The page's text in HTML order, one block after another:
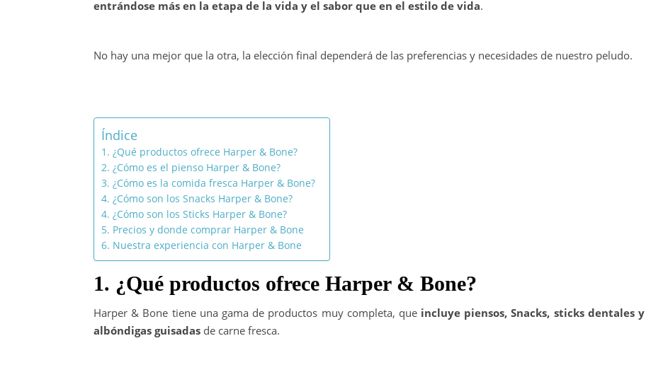
entrándose más en la etapa de la vida y el sabor que en el estilo de vida.
No hay una mejor que la otra, la elección final dependerá de las preferencias y necesidades de nuestro peludo.
Índice
1. ¿Qué productos ofrece Harper & Bone?
2. ¿Cómo es el pienso Harper & Bone?
3. ¿Cómo es la comida fresca Harper & Bone?
4. ¿Cómo son los Snacks Harper & Bone?
4. ¿Cómo son los Sticks Harper & Bone?
5. Precios y donde comprar Harper & Bone
6. Nuestra experiencia con Harper & Bone
1. ¿Qué productos ofrece Harper & Bone?
Harper & Bone tiene una gama de productos muy completa, que incluye piensos, Snacks, sticks dentales y
albóndigas guisadas de carne fresca.